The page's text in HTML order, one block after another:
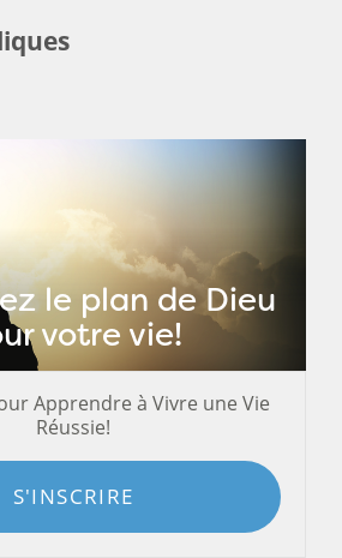
le plan de Dieu
votre vie!
Apprendre à Vivre une Vie
Réussie!
S'INSCRIRE